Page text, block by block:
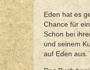
Eden hat es
Chance für
Schon bei
und seinem
auf Eden aus.